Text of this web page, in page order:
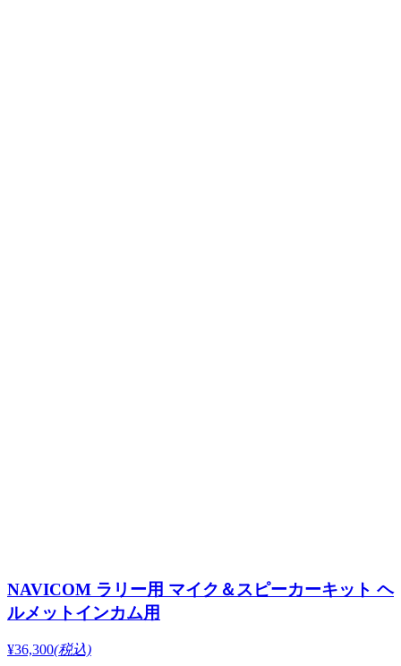
NAVICOM ラリー用 マイク＆スピーカーキット ヘ
ルメットインカム用
¥36,300(税込)